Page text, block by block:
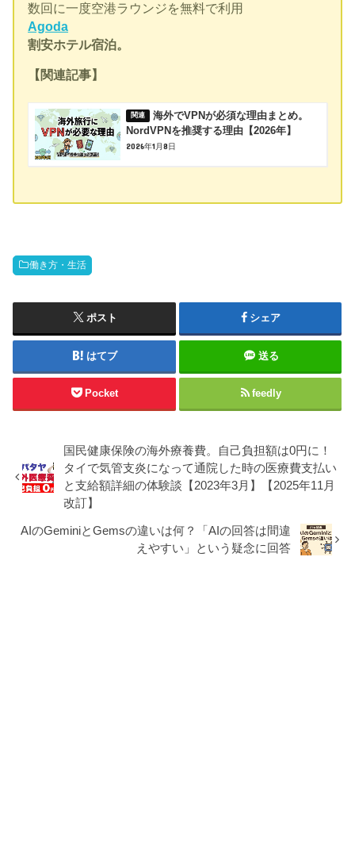
数回に一度空港ラウンジを無料で利用
Agoda
割安ホテル宿泊。
【関連記事】
海外でVPNが必須な理由まとめ。
NordVPNを推奨する理由【2026年】
2026年1月8日
働き方・生活
ポスト シェア
はてブ 送る
Pocket feedly
国民健康保険の海外療養費。自己負担額は0円に！
タイで気管支炎になって通院した時の医療費支払い
と支給額詳細の体験談【2023年3月】【2025年11月
改訂】
AIのGeminiとGemsの違いは何？「AIの回答は間違
えやすい」という疑念に回答